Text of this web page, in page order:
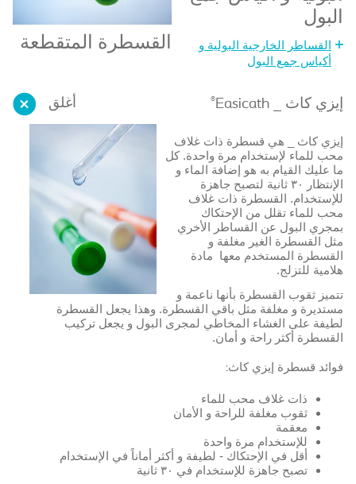
البول
القساطر الخارجية البولية و
أكياس جمع البول
القسطرة المتقطعة
أغلق إيزي كاث _ ‎Easicath ®
إيزي كاث _ هي قسطرة ذات غلاف
محب للماء لإستخدام مرة واحدة. كل
ما عليك القيام به هو إضافة الماء و
الإنتظار ٣٠ ثانية لتصبح جاهزة
للإستخدام. القسطرة ذات غلاف
محب للماء تقلل من الإحتكاك
بمجري البول عن القساطر الأخري
مثل القسطرة الغير مغلفة و
القسطرة المستخدم معها مادة
هلامية للتزلج.
تتميز ثقوب القسطرة بأنها ناعمة و
مستديرة و مغلفة مثل باقي القسطرة. وهذا يجعل القسطرة
لطيفة على الغشاء المخاطي لمجرى البول و يجعل تركيب
القسطرة أكثر راحة و أمان.
فوائد قسطرة إيزي كاث:
ذات غلاف محب للماء
ثقوب مغلفة للراحة و الأمان
معقمة
للإستخدام مرة واحدة
أقل في الإحتكاك - لطيفة و أكثر أماناً في الإستخدام
تصبح جاهزة للإستخدام في ٣٠ ثانية